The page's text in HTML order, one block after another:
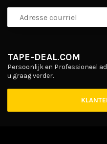
TAPE-DEAL.COM
Persoonlijk en Professioneel
u graag verder.